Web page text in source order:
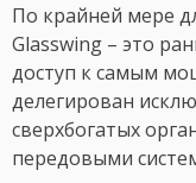
По крайней мере
Glasswing – это
доступ к самым
делегирован
сверхбогатых
передовыми